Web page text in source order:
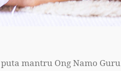
mantru Ong Namo